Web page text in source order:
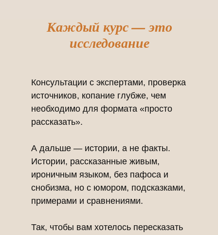
Консультации с экспертами, проверка
источников, копание глубже, чем
необходимо для формата «просто
рассказать».
А дальше — истории, а не факты.
Истории, рассказанные живым,
ироничным языком, без пафоса и
снобизма, но с юмором, подсказками,
примерами и сравнениями.
Так, чтобы вам хотелось пересказать
Каждый курс — это
исследование